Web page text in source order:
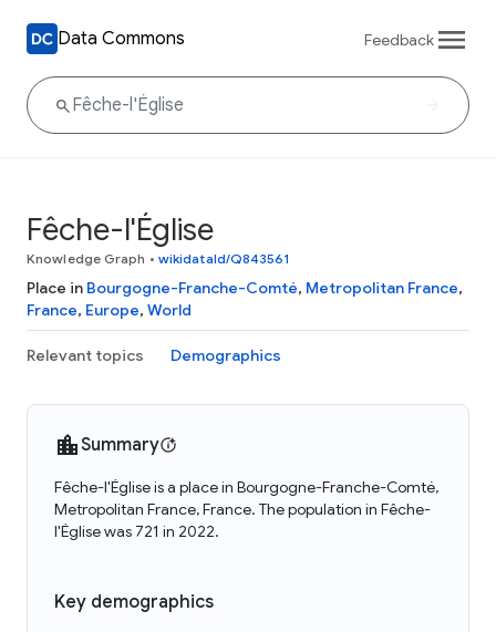
Data Commons Feedback
Fêche-l'Église
Knowledge Graph • wikidataId/Q843561
Place in Bourgogne-Franche-Comté, Metropolitan France,
France, Europe, World
Relevant topics Demographics
Summary
Fêche-l'Église is a place in Bourgogne-Franche-Comté,
Metropolitan France, France. The population in Fêche-
l'Église was 721 in 2022.
Key demographics